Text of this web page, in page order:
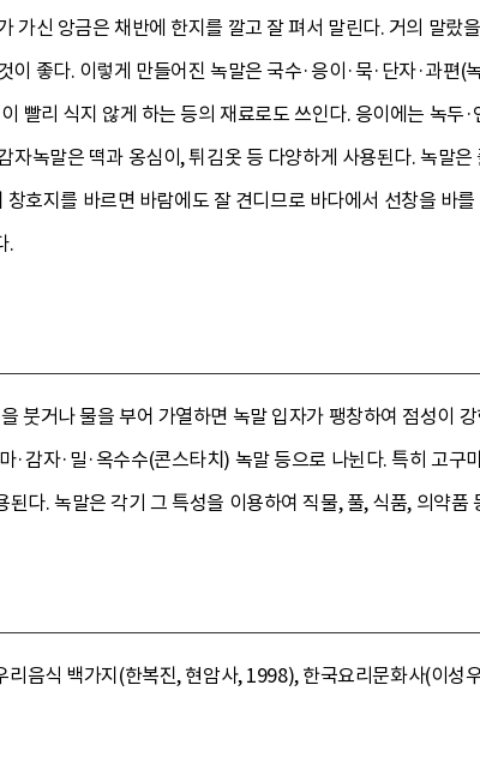
가신 앙금은 채반에 한지를 깔고 잘 펴서 말린다. 거의 말랐
좋다. 이렇게 만들어진 녹말은 국수·응이·묵·단자·과편(
빨리 식지 않게 하는 등의 재료로도 쓰인다. 응이에는 녹두
녹말은 떡과 옹심이, 튀김옷 등 다양하게 사용된다. 녹말은
호지를 바르면 바람에도 잘 견디므로 바다에서 선창을 바
.
붓거나 물을 부어 가열하면 녹말 입자가 팽창하여 점성이
감자·밀·옥수수(콘스타치) 녹말 등으로 나뉜다. 특히 고구
다. 녹말은 각기 그 특성을 이용하여 직물, 풀, 식품, 의약품
음식 백가지(한복진, 현암사, 1998), 한국요리문화사(이성